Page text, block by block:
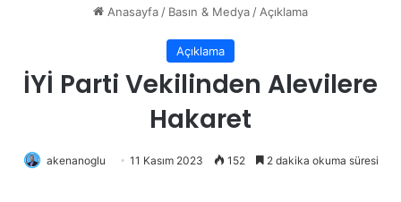
Anasayfa/ Basın & Medya/Açıklama
Açıklama
İYİ Parti Vekilinden Alevilere
Hakaret
akenanoglu 11 Kasım 2023 152 2 dakika okuma süresi